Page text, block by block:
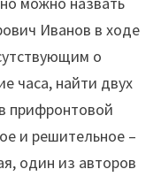
Иванов в ходе
о
часа, найти двух
прифронтовой
и решительное –
один из авторов